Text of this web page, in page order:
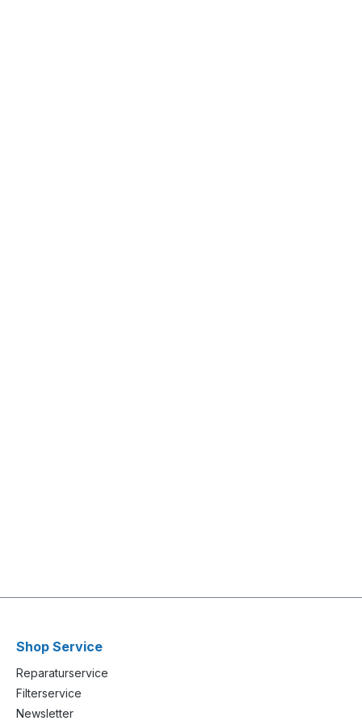
Shop Service
Reparaturservice
Filterservice
Newsletter